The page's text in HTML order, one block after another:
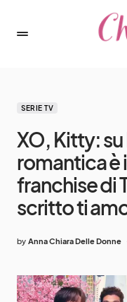
SERIE TV
XO, Kitty:
romantica è
franchise di
scritto ti
by Anna Chiara Delle Donne